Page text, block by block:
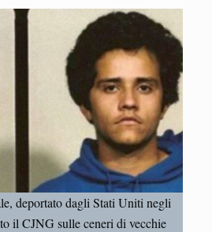
deportato dagli Stati Uniti negli
il CJNG sulle ceneri di vecchie